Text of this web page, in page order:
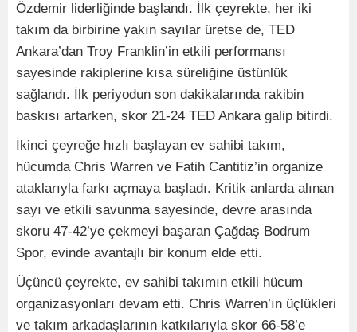
Özdemir liderliğinde başlandı. İlk çeyrekte, her iki
takım da birbirine yakın sayılar üretse de, TED
Ankara’dan Troy Franklin’in etkili performansı
sayesinde rakiplerine kısa süreliğine üstünlük
sağlandı. İlk periyodun son dakikalarında rakibin
baskısı artarken, skor 21-24 TED Ankara galip bitirdi.
İkinci çeyreğe hızlı başlayan ev sahibi takım,
hücumda Chris Warren ve Fatih Cantitiz’in organize
ataklarıyla farkı açmaya başladı. Kritik anlarda alınan
sayı ve etkili savunma sayesinde, devre arasında
skoru 47-42’ye çekmeyi başaran Çağdaş Bodrum
Spor, evinde avantajlı bir konum elde etti.
Üçüncü çeyrekte, ev sahibi takımın etkili hücum
organizasyonları devam etti. Chris Warren’ın üçlükleri
ve takım arkadaşlarının katkılarıyla skor 66-58’e